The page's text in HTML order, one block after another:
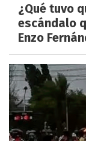
¿Qué tuvo
escándalo
Enzo